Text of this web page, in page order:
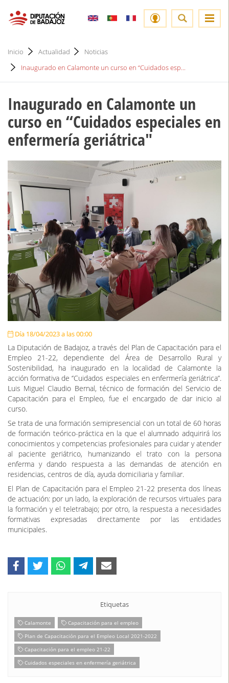
Inicio Actualidad
Noticias
Inaugurado en Calamonte un curso en ‘‘Cuidados esp...
Inaugurado en Calamonte un
curso en ‘‘Cuidados especiales en
enfermería geriátrica"
Día 18/04/2023 a las 00:00
La Diputación de Badajoz, a través del Plan de Capacitación para el
Empleo 21-22, dependiente del Área de Desarrollo Rural y
Sostenibilidad, ha inaugurado en la localidad de Calamonte la
acción formativa de ‘’Cuidados especiales en enfermería geriátrica”.
Luis Miguel Claudio Bernal, técnico de formación del Servicio de
Capacitación para el Empleo, fue el encargado de dar inicio al
curso.
Se trata de una formación semipresencial con un total de 60 horas
de formación teórico-práctica en la que el alumnado adquirirá los
conocimientos y competencias profesionales para cuidar y atender
al paciente geriátrico, humanizando el trato con la persona
enferma y dando respuesta a las demandas de atención en
residencias, centros de día, ayuda domiciliaria y familiar.
El Plan de Capacitación para el Empleo 21-22 presenta dos líneas
de actuación: por un lado, la exploración de recursos virtuales para
la formación y el teletrabajo; por otro, la respuesta a necesidades
formativas expresadas directamente por las entidades
municipales.
Etiquetas
Calamonte
Capacitación para el empleo
Plan de Capacitación para el Empleo Local 2021-2022
Capacitación para el empleo 21-22
Cuidados especiales en enfermería geriátrica